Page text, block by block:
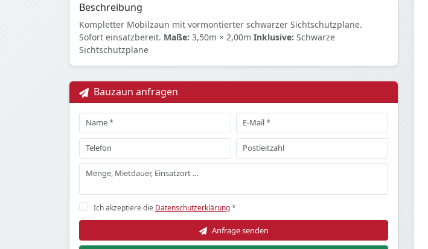
Beschreibung
Kompletter Mobilzaun mit vormontierter schwarzer Sichtschutzplane.
Sofort einsatzbereit. Maße: 3,50m × 2,00m Inklusive: Schwarze
Sichtschutzplane
Bauzaun anfragen
Ich akzeptiere die Datenschutzerklärung*
Anfrage senden